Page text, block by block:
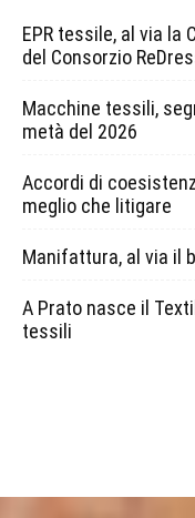
EPR tessile, al via
del Consorzio
Macchine tessili,
metà del 2026
Accordi di
meglio che litigare
Manifattura, al via il
A Prato nasce il
tessili